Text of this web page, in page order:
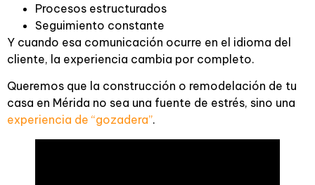
Procesos estructurados
Seguimiento constante
Y cuando esa comunicación ocurre en el idioma del
cliente, la experiencia cambia por completo.
Queremos que la construcción o remodelación de tu
casa en Mérida no sea una fuente de estrés, sino una
experiencia de “gozadera”.